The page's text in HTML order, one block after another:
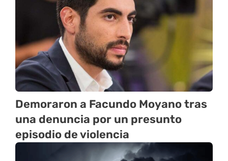
Demoraron a Facundo Moyano tras
una denuncia por un presunto
episodio de violencia